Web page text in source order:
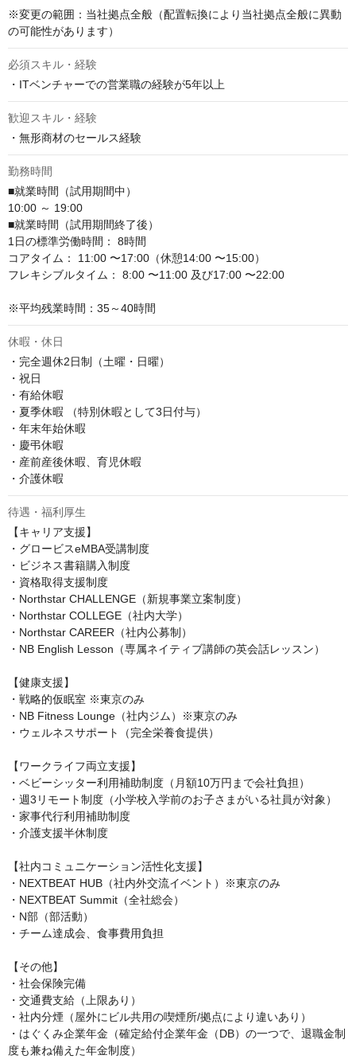
※変更の範囲：当社拠点全般（配置転換により当社拠点全般に異動
の可能性があります）
必須スキル・経験
・ITベンチャーでの営業職の経験が5年以上
歓迎スキル・経験
・無形商材のセールス経験
勤務時間
■就業時間（試用期間中）
10:00 ～ 19:00
■就業時間（試用期間終了後）
1日の標準労働時間： 8時間
コアタイム： 11:00 〜17:00（休憩14:00 〜15:00）
フレキシブルタイム： 8:00 〜11:00 及び17:00 〜22:00
※平均残業時間：35～40時間
休暇・休日
・完全週休2日制（土曜・日曜）
・祝日
・有給休暇
・夏季休暇 （特別休暇として3日付与）
・年末年始休暇
・慶弔休暇
・産前産後休暇、育児休暇
・介護休暇
待遇・福利厚生
【キャリア支援】
・グロービスeMBA受講制度
・ビジネス書籍購入制度
・資格取得支援制度
・Northstar CHALLENGE（新規事業立案制度）
・Northstar COLLEGE（社内大学）
・Northstar CAREER（社内公募制）
・NB English Lesson（専属ネイティブ講師の英会話レッスン）
【健康支援】
・戦略的仮眠室 ※東京のみ
・NB Fitness Lounge（社内ジム）※東京のみ
・ウェルネスサポート（完全栄養食提供）
【ワークライフ両立支援】
・ベビーシッター利用補助制度（月額10万円まで会社負担）
・週3リモート制度（小学校入学前のお子さまがいる社員が対象）
・家事代行利用補助制度
・介護支援半休制度
【社内コミュニケーション活性化支援】
・NEXTBEAT HUB（社内外交流イベント）※東京のみ
・NEXTBEAT Summit（全社総会）
・N部（部活動）
・チーム達成会、食事費用負担
【その他】
・社会保険完備
・交通費支給（上限あり）
・社内分煙（屋外にビル共用の喫煙所/拠点により違いあり）
・はぐくみ企業年金（確定給付企業年金（DB）の一つで、退職金制
度も兼ね備えた年金制度）